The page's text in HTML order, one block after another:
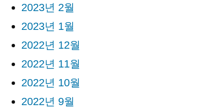
2023년 2월
2023년 1월
2022년 12월
2022년 11월
2022년 10월
2022년 9월